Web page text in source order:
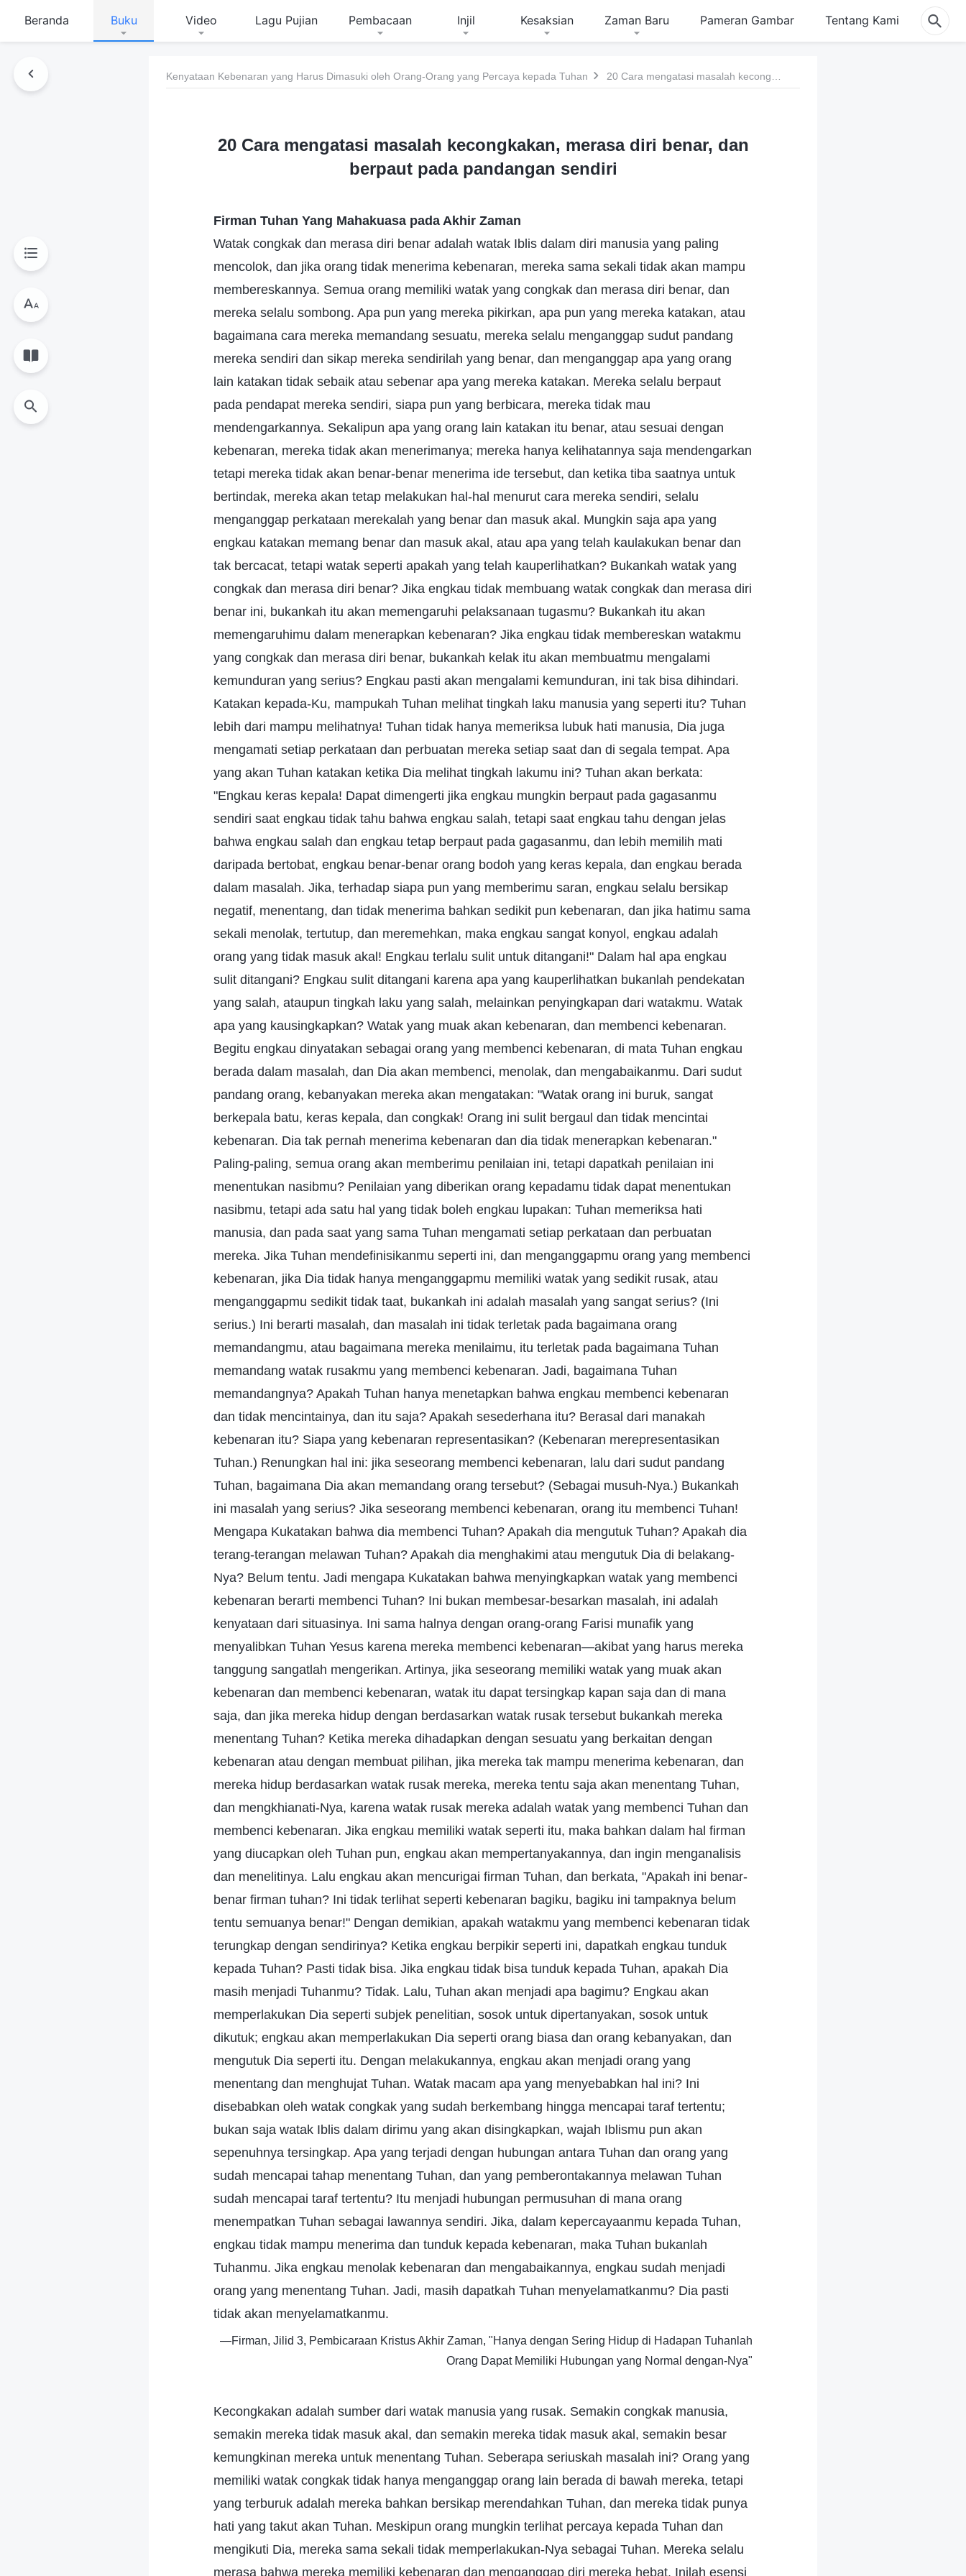
Beranda Buku Video Lagu Pujian Pembacaan Injil Kesaksian Zaman Baru Pameran Gambar Tentang Kami
Kenyataan Kebenaran yang Harus Dimasuki oleh Orang-Orang yang Percaya kepada Tuhan
20 Cara mengatasi masalah kecongkakan, merasa diri benar, dan
berpaut pada pandangan sendiri
Firman Tuhan Yang Mahakuasa pada Akhir Zaman
Watak congkak dan merasa diri benar adalah watak Iblis dalam diri manusia yang paling
mencolok, dan jika orang tidak menerima kebenaran, mereka sama sekali tidak akan mampu
membereskannya. Semua orang memiliki watak yang congkak dan merasa diri benar, dan
mereka selalu sombong. Apa pun yang mereka pikirkan, apa pun yang mereka katakan, atau
bagaimana cara mereka memandang sesuatu, mereka selalu menganggap sudut pandang
mereka sendiri dan sikap mereka sendirilah yang benar, dan menganggap apa yang orang
lain katakan tidak sebaik atau sebenar apa yang mereka katakan. Mereka selalu berpaut
pada pendapat mereka sendiri, siapa pun yang berbicara, mereka tidak mau
mendengarkannya. Sekalipun apa yang orang lain katakan itu benar, atau sesuai dengan
kebenaran, mereka tidak akan menerimanya; mereka hanya kelihatannya saja mendengarkan
tetapi mereka tidak akan benar-benar menerima ide tersebut, dan ketika tiba saatnya untuk
bertindak, mereka akan tetap melakukan hal-hal menurut cara mereka sendiri, selalu
menganggap perkataan merekalah yang benar dan masuk akal. Mungkin saja apa yang
engkau katakan memang benar dan masuk akal, atau apa yang telah kaulakukan benar dan
tak bercacat, tetapi watak seperti apakah yang telah kauperlihatkan? Bukankah watak yang
congkak dan merasa diri benar? Jika engkau tidak membuang watak congkak dan merasa diri
benar ini, bukankah itu akan memengaruhi pelaksanaan tugasmu? Bukankah itu akan
memengaruhimu dalam menerapkan kebenaran? Jika engkau tidak membereskan watakmu
yang congkak dan merasa diri benar, bukankah kelak itu akan membuatmu mengalami
kemunduran yang serius? Engkau pasti akan mengalami kemunduran, ini tak bisa dihindari.
Katakan kepada-Ku, mampukah Tuhan melihat tingkah laku manusia yang seperti itu? Tuhan
lebih dari mampu melihatnya! Tuhan tidak hanya memeriksa lubuk hati manusia, Dia juga
mengamati setiap perkataan dan perbuatan mereka setiap saat dan di segala tempat. Apa
yang akan Tuhan katakan ketika Dia melihat tingkah lakumu ini? Tuhan akan berkata:
"Engkau keras kepala! Dapat dimengerti jika engkau mungkin berpaut pada gagasanmu
sendiri saat engkau tidak tahu bahwa engkau salah, tetapi saat engkau tahu dengan jelas
bahwa engkau salah dan engkau tetap berpaut pada gagasanmu, dan lebih memilih mati
daripada bertobat, engkau benar-benar orang bodoh yang keras kepala, dan engkau berada
dalam masalah. Jika, terhadap siapa pun yang memberimu saran, engkau selalu bersikap
negatif, menentang, dan tidak menerima bahkan sedikit pun kebenaran, dan jika hatimu sama
sekali menolak, tertutup, dan meremehkan, maka engkau sangat konyol, engkau adalah
orang yang tidak masuk akal! Engkau terlalu sulit untuk ditangani!" Dalam hal apa engkau
sulit ditangani? Engkau sulit ditangani karena apa yang kauperlihatkan bukanlah pendekatan
yang salah, ataupun tingkah laku yang salah, melainkan penyingkapan dari watakmu. Watak
apa yang kausingkapkan? Watak yang muak akan kebenaran, dan membenci kebenaran.
Begitu engkau dinyatakan sebagai orang yang membenci kebenaran, di mata Tuhan engkau
berada dalam masalah, dan Dia akan membenci, menolak, dan mengabaikanmu. Dari sudut
pandang orang, kebanyakan mereka akan mengatakan: "Watak orang ini buruk, sangat
berkepala batu, keras kepala, dan congkak! Orang ini sulit bergaul dan tidak mencintai
kebenaran. Dia tak pernah menerima kebenaran dan dia tidak menerapkan kebenaran."
Paling-paling, semua orang akan memberimu penilaian ini, tetapi dapatkah penilaian ini
menentukan nasibmu? Penilaian yang diberikan orang kepadamu tidak dapat menentukan
nasibmu, tetapi ada satu hal yang tidak boleh engkau lupakan: Tuhan memeriksa hati
manusia, dan pada saat yang sama Tuhan mengamati setiap perkataan dan perbuatan
mereka. Jika Tuhan mendefinisikanmu seperti ini, dan menganggapmu orang yang membenci
kebenaran, jika Dia tidak hanya menganggapmu memiliki watak yang sedikit rusak, atau
menganggapmu sedikit tidak taat, bukankah ini adalah masalah yang sangat serius? (Ini
serius.) Ini berarti masalah, dan masalah ini tidak terletak pada bagaimana orang
memandangmu, atau bagaimana mereka menilaimu, itu terletak pada bagaimana Tuhan
memandang watak rusakmu yang membenci kebenaran. Jadi, bagaimana Tuhan
memandangnya? Apakah Tuhan hanya menetapkan bahwa engkau membenci kebenaran
dan tidak mencintainya, dan itu saja? Apakah sesederhana itu? Berasal dari manakah
kebenaran itu? Siapa yang kebenaran representasikan? (Kebenaran merepresentasikan
Tuhan.) Renungkan hal ini: jika seseorang membenci kebenaran, lalu dari sudut pandang
Tuhan, bagaimana Dia akan memandang orang tersebut? (Sebagai musuh-Nya.) Bukankah
ini masalah yang serius? Jika seseorang membenci kebenaran, orang itu membenci Tuhan!
Mengapa Kukatakan bahwa dia membenci Tuhan? Apakah dia mengutuk Tuhan? Apakah dia
terang-terangan melawan Tuhan? Apakah dia menghakimi atau mengutuk Dia di belakang-
Nya? Belum tentu. Jadi mengapa Kukatakan bahwa menyingkapkan watak yang membenci
kebenaran berarti membenci Tuhan? Ini bukan membesar-besarkan masalah, ini adalah
kenyataan dari situasinya. Ini sama halnya dengan orang-orang Farisi munafik yang
menyalibkan Tuhan Yesus karena mereka membenci kebenaran—akibat yang harus mereka
tanggung sangatlah mengerikan. Artinya, jika seseorang memiliki watak yang muak akan
kebenaran dan membenci kebenaran, watak itu dapat tersingkap kapan saja dan di mana
saja, dan jika mereka hidup dengan berdasarkan watak rusak tersebut bukankah mereka
menentang Tuhan? Ketika mereka dihadapkan dengan sesuatu yang berkaitan dengan
kebenaran atau dengan membuat pilihan, jika mereka tak mampu menerima kebenaran, dan
mereka hidup berdasarkan watak rusak mereka, mereka tentu saja akan menentang Tuhan,
dan mengkhianati-Nya, karena watak rusak mereka adalah watak yang membenci Tuhan dan
membenci kebenaran. Jika engkau memiliki watak seperti itu, maka bahkan dalam hal firman
yang diucapkan oleh Tuhan pun, engkau akan mempertanyakannya, dan ingin menganalisis
dan menelitinya. Lalu engkau akan mencurigai firman Tuhan, dan berkata, "Apakah ini benar-
benar firman tuhan? Ini tidak terlihat seperti kebenaran bagiku, bagiku ini tampaknya belum
tentu semuanya benar!" Dengan demikian, apakah watakmu yang membenci kebenaran tidak
terungkap dengan sendirinya? Ketika engkau berpikir seperti ini, dapatkah engkau tunduk
kepada Tuhan? Pasti tidak bisa. Jika engkau tidak bisa tunduk kepada Tuhan, apakah Dia
masih menjadi Tuhanmu? Tidak. Lalu, Tuhan akan menjadi apa bagimu? Engkau akan
memperlakukan Dia seperti subjek penelitian, sosok untuk dipertanyakan, sosok untuk
dikutuk; engkau akan memperlakukan Dia seperti orang biasa dan orang kebanyakan, dan
mengutuk Dia seperti itu. Dengan melakukannya, engkau akan menjadi orang yang
menentang dan menghujat Tuhan. Watak macam apa yang menyebabkan hal ini? Ini
disebabkan oleh watak congkak yang sudah berkembang hingga mencapai taraf tertentu;
bukan saja watak Iblis dalam dirimu yang akan disingkapkan, wajah Iblismu pun akan
sepenuhnya tersingkap. Apa yang terjadi dengan hubungan antara Tuhan dan orang yang
sudah mencapai tahap menentang Tuhan, dan yang pemberontakannya melawan Tuhan
sudah mencapai taraf tertentu? Itu menjadi hubungan permusuhan di mana orang
menempatkan Tuhan sebagai lawannya sendiri. Jika, dalam kepercayaanmu kepada Tuhan,
engkau tidak mampu menerima dan tunduk kepada kebenaran, maka Tuhan bukanlah
Tuhanmu. Jika engkau menolak kebenaran dan mengabaikannya, engkau sudah menjadi
orang yang menentang Tuhan. Jadi, masih dapatkah Tuhan menyelamatkanmu? Dia pasti
tidak akan menyelamatkanmu.
—Firman, Jilid 3, Pembicaraan Kristus Akhir Zaman, "Hanya dengan Sering Hidup di Hadapan Tuhanlah
Orang Dapat Memiliki Hubungan yang Normal dengan-Nya"
Kecongkakan adalah sumber dari watak manusia yang rusak. Semakin congkak manusia,
semakin mereka tidak masuk akal, dan semakin mereka tidak masuk akal, semakin besar
kemungkinan mereka untuk menentang Tuhan. Seberapa seriuskah masalah ini? Orang yang
memiliki watak congkak tidak hanya menganggap orang lain berada di bawah mereka, tetapi
yang terburuk adalah mereka bahkan bersikap merendahkan Tuhan, dan mereka tidak punya
hati yang takut akan Tuhan. Meskipun orang mungkin terlihat percaya kepada Tuhan dan
mengikuti Dia, mereka sama sekali tidak memperlakukan-Nya sebagai Tuhan. Mereka selalu
merasa bahwa mereka memiliki kebenaran dan menganggap diri mereka hebat. Inilah esensi